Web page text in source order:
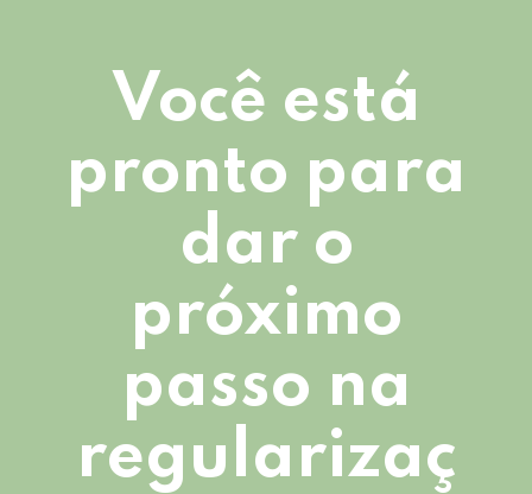
Você está
pronto para
dar o
próximo
passo na
regularizaç